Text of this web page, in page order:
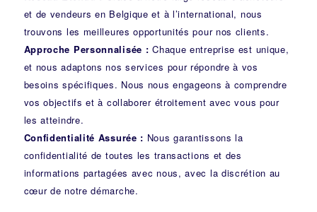
et de vendeurs en Belgique et à l’international, nous
trouvons les meilleures opportunités pour nos clients.
Approche Personnalisée : Chaque entreprise est unique,
et nous adaptons nos services pour répondre à vos
besoins spécifiques. Nous nous engageons à comprendre
vos objectifs et à collaborer étroitement avec vous pour
les atteindre.
Confidentialité Assurée : Nous garantissons la
confidentialité de toutes les transactions et des
informations partagées avec nous, avec la discrétion au
cœur de notre démarche.